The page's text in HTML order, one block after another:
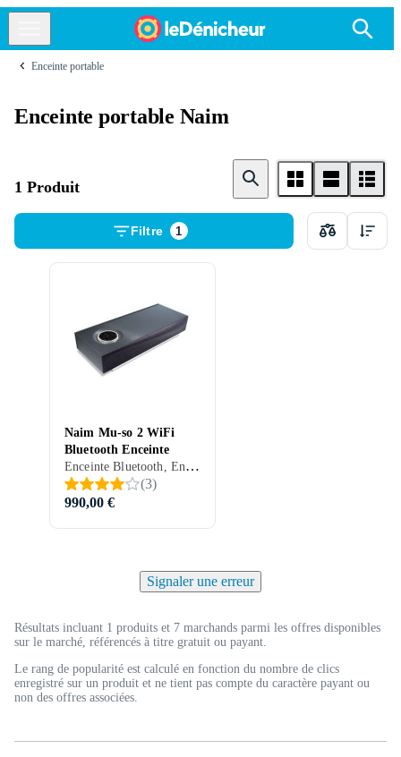
Enceinte portable
Enceinte portable Naim
1 Produit
Filtre 1
Naim Mu-so 2 WiFi
Bluetooth Enceinte
Enceinte Bluetooth, Enceinte WiFi, Enceinte multiroom, Prise en charge radio Internet, Télécommande, Contrôle via application
(3)
990,00 €
Signaler une erreur
Résultats incluant 1 produits et 7 marchands parmi les offres disponibles
sur le marché, référencés à titre gratuit ou payant.
Le rang de popularité est calculé en fonction du nombre de clics
enregistré sur un produit et ne tient pas compte du caractère payant ou
non des offres associées.